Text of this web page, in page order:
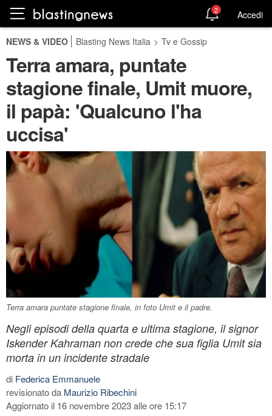
2 Accedi
NEWS & VIDEO Blasting News Italia > Tv e Gossip
Terra amara, puntate
stagione finale, Umit muore,
il papà: 'Qualcuno l'ha
uccisa'
Terra amara puntate stagione finale, in foto Umit e il padre.
Negli episodi della quarta e ultima stagione, il signor
Iskender Kahraman non crede che sua figlia Umit sia
morta in un incidente stradale
di Federica Emmanuele
revisionato da Maurizio Ribechini
Aggiornato il 16 novembre 2023 alle ore 15:17